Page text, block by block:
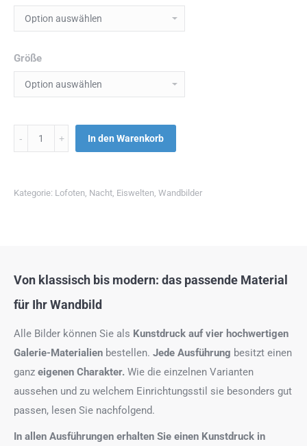
Größe
Menge In den Warenkorb
Kategorie: Lofoten Nacht Eiswelten Wandbilder
Von klassisch bis modern: das passende Material
für Ihr Wandbild
Alle Bilder können Sie als Kunstdruck auf vier hochwertigen
Galerie-Materialien bestellen. Jede Ausführung besitzt einen
ganz eigenen Charakter. Wie die einzelnen Varianten
aussehen und zu welchem Einrichtungsstil sie besonders gut
passen, lesen Sie nachfolgend.
In allen Ausführungen erhalten Sie einen Kunstdruck in